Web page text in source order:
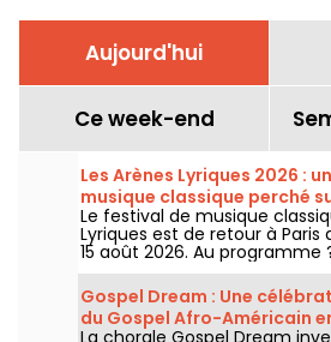
Aujourd'hui
Ce week-end
Les Arènes Lyriques 2026 :
musique classique perché
Montmartre
Le festival de musique
Lyriques est de retour à Paris
15 août 2026. Au programme
16 concerts donnés au sein
Montmartre, un cadre
les grands classiques.
Gospel Dream : Une
du Gospel Afro-Américain
La chorale Gospel Dream